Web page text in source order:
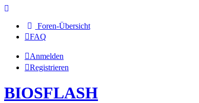
Foren-Übersicht
FAQ
Anmelden
Registrieren
BIOSFLASH